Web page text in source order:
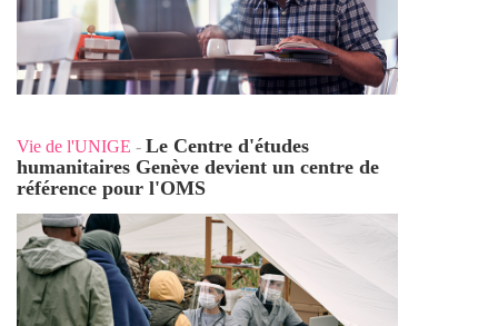
Vie de l'UNIGE - Le Centre d'études
humanitaires Genève devient un centre de
référence pour l'OMS